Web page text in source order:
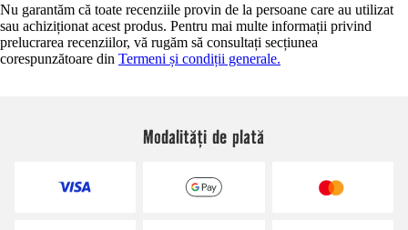
Nu garantăm că toate recenziile provin de la persoane care au utilizat
sau achiziționat acest produs. Pentru mai multe informații privind
prelucrarea recenziilor, vă rugăm să consultați secțiunea
corespunzătoare din Termeni și condiții generale.
Modalități de plată